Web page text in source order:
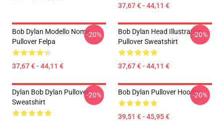
37,67 € - 44,11 €
Bob Dylan Modello Nome
Pullover Felpa
37,67 € - 44,11 €
-20%
Bob Dylan Head Illustration
Pullover Sweatshirt
37,67 € - 44,11 €
-20%
Dylan Bob Dylan Pullover
Sweatshirt
-20% Bob Dylan Pullover Hoodie
39,51 € - 45,95 €
-20%